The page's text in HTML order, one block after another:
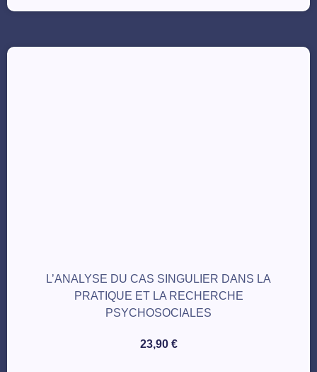
L’ANALYSE DU CAS SINGULIER DANS LA
PRATIQUE ET LA RECHERCHE
PSYCHOSOCIALES
23,90 €